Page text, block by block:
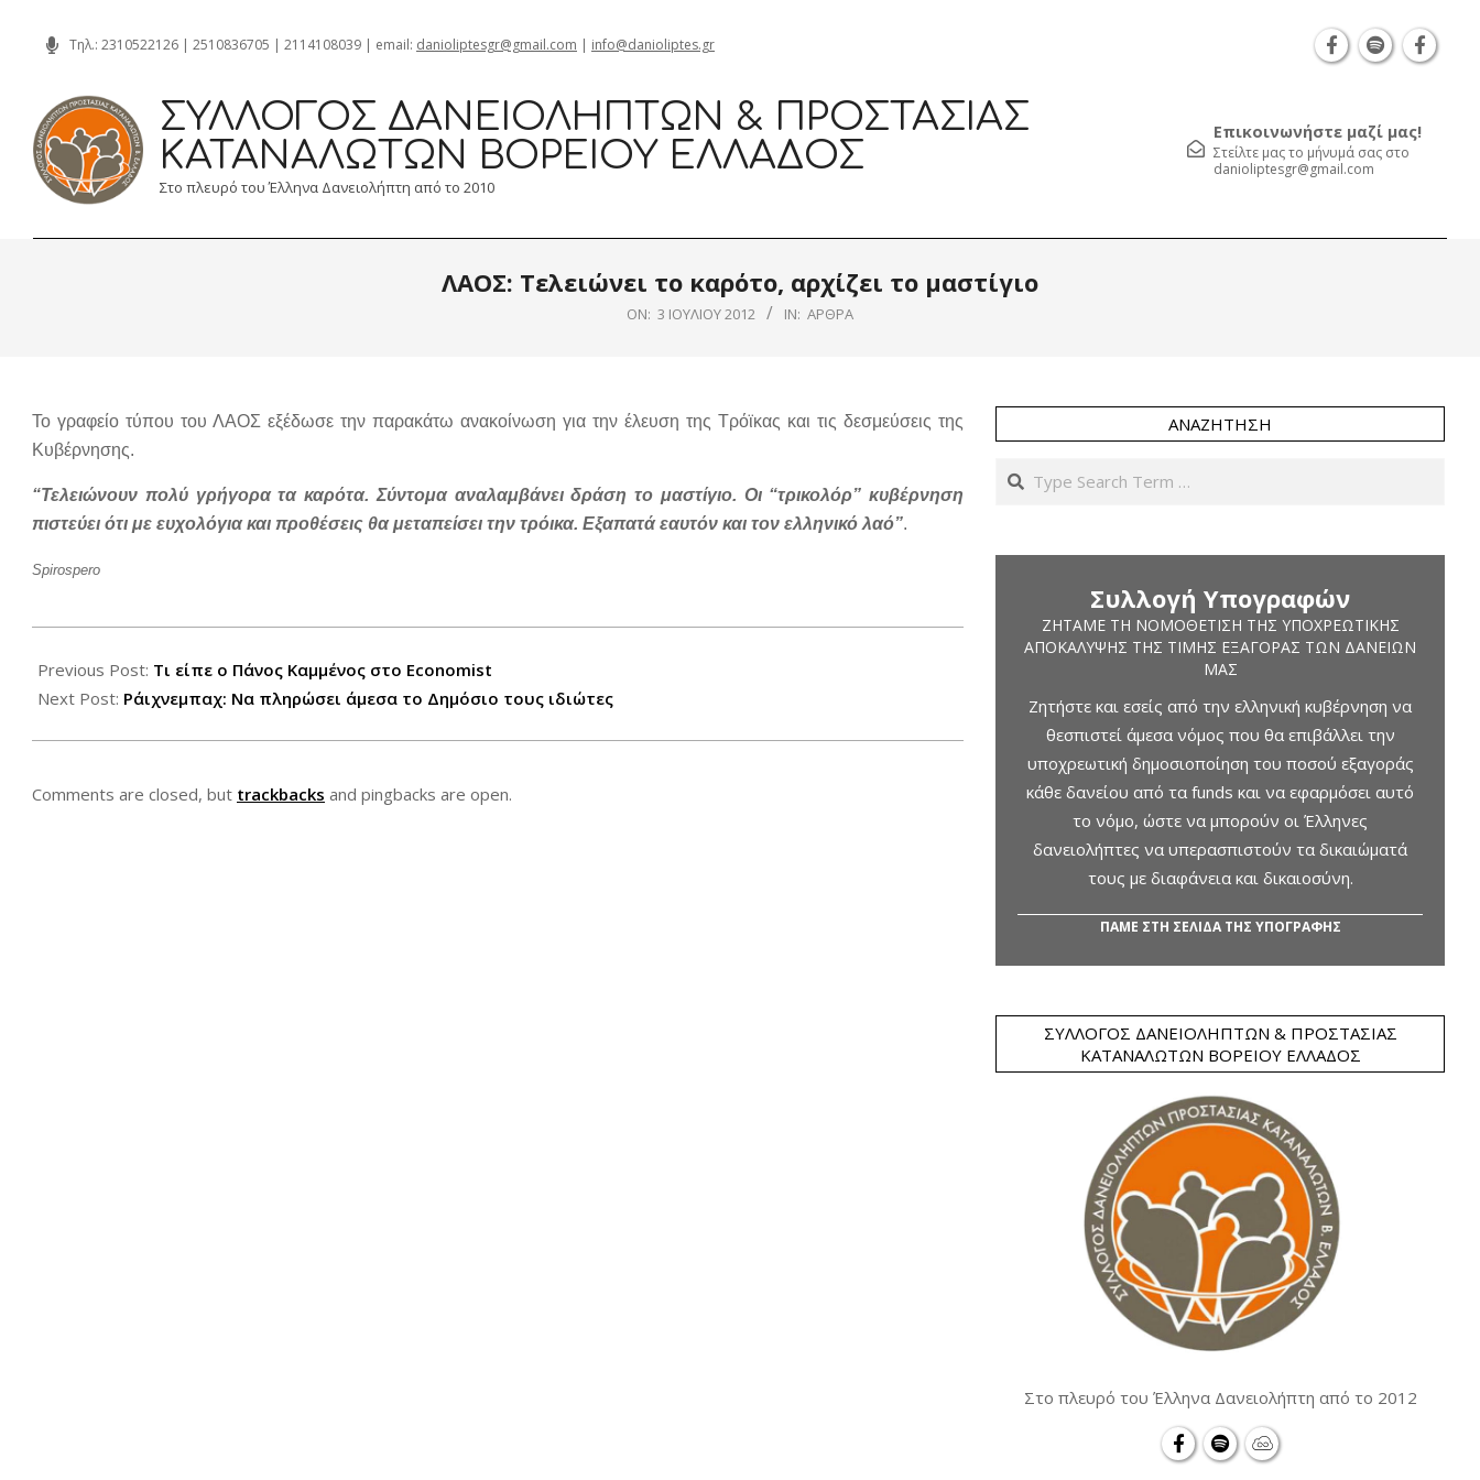
content
Τηλ.: 2310522126 | 2510836705 | 2114108039 | email: danioliptesgr@gmail.com | info@danioliptes.gr
ΣΎΛΛΟΓΟΣ ΔΑΝΕΙΟΛΗΠΤΏΝ & ΠΡΟΣΤΑΣΊΑΣ
ΚΑΤΑΝΑΛΩΤΏΝ ΒΟΡΕΊΟΥ ΕΛΛΆΔΟΣ
Στο πλευρό του Έλληνα Δανειολήπτη από το 2010
Επικοινωνήστε μαζί μας!
Στείλτε μας το μήνυμά σας στο
danioliptesgr@gmail.com
ΛΑΟΣ: Τελειώνει το καρότο, αρχίζει το μαστίγιο
ON: 3 ΙΟΥΛΊΟΥ 2012 IN: ΆΡΘΡΑ
Το γραφείο τύπου του ΛΑΟΣ εξέδωσε την παρακάτω ανακοίνωση για την έλευση της Τρόϊκας και τις δεσμεύσεις της
Κυβέρνησης.
“Τελειώνουν πολύ γρήγορα τα καρότα. Σύντομα αναλαμβάνει δράση το μαστίγιο. Οι “τρικολόρ” κυβέρνηση
πιστεύει ότι με ευχολόγια και προθέσεις θα μεταπείσει την τρόικα. Εξαπατά εαυτόν και τον ελληνικό λαό”.
Spirospero
07-
03
Previous Post: Τι είπε ο Πάνος Καμμένος στο Economist
Next Post: Ράιχνεμπαχ: Να πληρώσει άμεσα το Δημόσιο τους ιδιώτες
Comments are closed, but trackbacks and pingbacks are open.
ΑΝΑΖΉΤΗΣΗ
Search
Συλλογή Υπογραφών
ΖΗΤΆΜΕ ΤΗ ΝΟΜΟΘΈΤΙΣΗ ΤΗΣ ΥΠΟΧΡΕΩΤΙΚΉΣ
ΑΠΟΚΆΛΥΨΗΣ ΤΗΣ ΤΙΜΉΣ ΕΞΑΓΟΡΆΣ ΤΩΝ ΔΑΝΕΊΩΝ
ΜΑΣ
Ζητήστε και εσείς από την ελληνική κυβέρνηση να
θεσπιστεί άμεσα νόμος που θα επιβάλλει την
υποχρεωτική δημοσιοποίηση του ποσού εξαγοράς
κάθε δανείου από τα funds και να εφαρμόσει αυτό
το νόμο, ώστε να μπορούν οι Έλληνες
δανειολήπτες να υπερασπιστούν τα δικαιώματά
τους με διαφάνεια και δικαιοσύνη.
ΠΑΜΕ ΣΤΗ ΣΕΛΙΔΑ ΤΗΣ ΥΠΟΓΡΑΦΗΣ
ΣΎΛΛΟΓΟΣ ΔΑΝΕΙΟΛΗΠΤΏΝ & ΠΡΟΣΤΑΣΊΑΣ
ΚΑΤΑΝΑΛΩΤΏΝ ΒΟΡΕΊΟΥ ΕΛΛΆΔΟΣ
Στο πλευρό του Έλληνα Δανειολήπτη από το 2012